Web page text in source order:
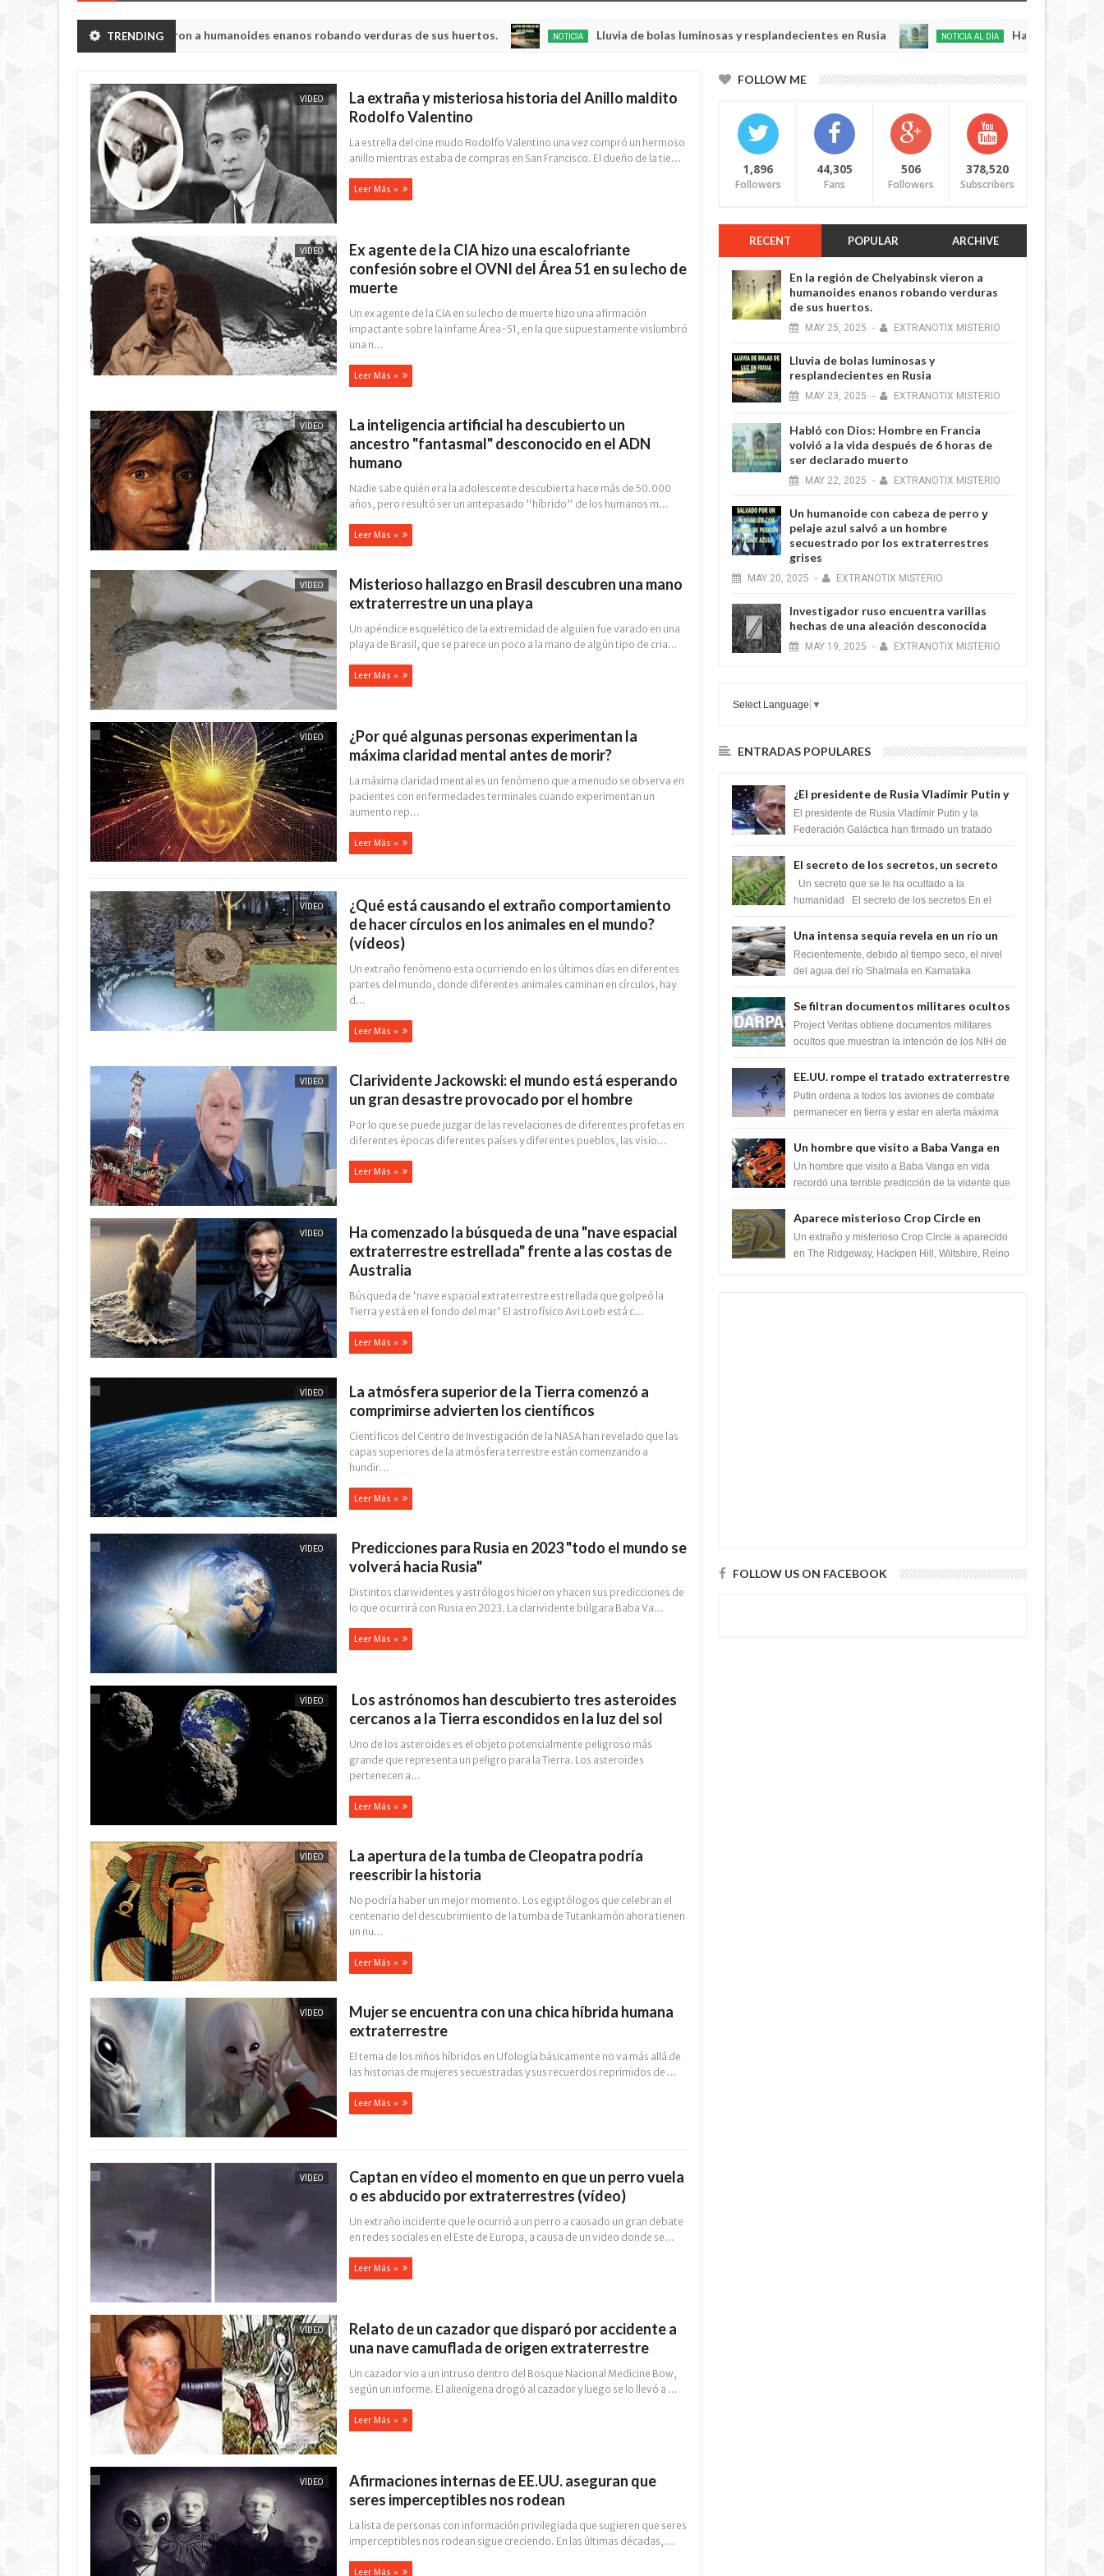
TRENDING
de Chelyabinsk vieron a humanoides enanos robando verduras de sus huertos. NOTICIA Lluvia de bolas luminosas y resplandecientes en Rusia
20250
NOTICIA AL DÍA Habló con Dios: Hombre
VÍDEO
La extraña y misteriosa historia del Anillo maldito
Rodolfo Valentino
La estrella del cine mudo Rodolfo Valentino una vez compró un hermoso
anillo mientras estaba de compras en San Francisco. El dueño de la tie...
Leer Más »
VÍDEO
Ex agente de la CIA hizo una escalofriante
confesión sobre el OVNI del Área 51 en su lecho de
muerte
Un ex agente de la CIA en su lecho de muerte hizo una afirmación
impactante sobre la infame Área-51, en la que supuestamente vislumbró
una n...
Leer Más »
VÍDEO 4 YEARS AGO
La inteligencia artificial ha descubierto un
ancestro "fantasmal" desconocido en el ADN
humano
Nadie sabe quién era la adolescente descubierta hace más de 50.000
años, pero resultó ser un antepasado "híbrido" de los humanos m...
Leer Más »
VÍDEO 4 YEARS AGO
Misterioso hallazgo en Brasil descubren una mano
extraterrestre un una playa
Un apéndice esquelético de la extremidad de alguien fue varado en una
playa de Brasil, que se parece un poco a la mano de algún tipo de cria...
Leer Más »
VÍDEO
¿Por qué algunas personas experimentan la
máxima claridad mental antes de morir?
La máxima claridad mental es un fenómeno que a menudo se observa en
pacientes con enfermedades terminales cuando experimentan un
aumento rep...
Leer Más »
VÍDEO 4 YEARS AGO
¿Qué está causando el extraño comportamiento
de hacer círculos en los animales en el mundo?
(vídeos)
Un extraño fenómeno esta ocurriendo en los últimos días en diferentes
partes del mundo, donde diferentes animales caminan en círculos, hay
d...
Leer Más »
VÍDEO 4 YEARS AGO
Clarividente Jackowski: el mundo está esperando
un gran desastre provocado por el hombre
Por lo que se puede juzgar de las revelaciones de diferentes profetas en
diferentes épocas diferentes países y diferentes pueblos, las visio...
Leer Más »
VÍDEO 4 YEARS AGO
Ha comenzado la búsqueda de una "nave espacial
extraterrestre estrellada" frente a las costas de
Australia
Búsqueda de 'nave espacial extraterrestre estrellada que golpeó la
Tierra y está en el fondo del mar' El astrofísico Avi Loeb está c...
Leer Más »
VÍDEO
La atmósfera superior de la Tierra comenzó a
comprimirse advierten los científicos
Científicos del Centro de Investigación de la NASA han revelado que las
capas superiores de la atmósfera terrestre están comenzando a
hundir...
Leer Más »
VÍDEO
Predicciones para Rusia en 2023 "todo el mundo se
volverá hacia Rusia"
Distintos clarividentes y astrólogos hicieron y hacen sus predicciones de
lo que ocurrirá con Rusia en 2023. La clarividente búlgara Baba Va...
Leer Más »
VÍDEO
Los astrónomos han descubierto tres asteroides
cercanos a la Tierra escondidos en la luz del sol
Uno de los asteroides es el objeto potencialmente peligroso más
grande que representa un peligro para la Tierra. Los asteroides
pertenecen a...
Leer Más »
VÍDEO
La apertura de la tumba de Cleopatra podría
reescribir la historia
No podría haber un mejor momento. Los egiptólogos que celebran el
centenario del descubrimiento de la tumba de Tutankamón ahora tienen
un nu...
Leer Más »
VÍDEO
Mujer se encuentra con una chica híbrida humana
extraterrestre
El tema de los niños híbridos en Ufología básicamente no va más allá de
las historias de mujeres secuestradas y sus recuerdos reprimidos de ...
Leer Más »
VÍDEO
Captan en vídeo el momento en que un perro vuela
o es abducido por extraterrestres (vídeo)
Un extraño incidente que le ocurrió a un perro a causado un gran debate
en redes sociales en el Este de Europa, a causa de un video donde se...
Leer Más »
VÍDEO
Relato de un cazador que disparó por accidente a
una nave camuflada de origen extraterrestre
Un cazador vio a un intruso dentro del Bosque Nacional Medicine Bow,
según un informe. El alienígena drogó al cazador y luego se lo llevó a ...
Leer Más »
VÍDEO
Afirmaciones internas de EE.UU. aseguran que
seres imperceptibles nos rodean
La lista de personas con información privilegiada que sugieren que seres
imperceptibles nos rodean sigue creciendo. En las últimas décadas, ...
Leer Más »
FOLLOW ME
1,896
Followers
44,305
Fans
506
Followers
378,520
Subscribers
RECENT POPULAR ARCHIVE
En la región de Chelyabinsk vieron a
humanoides enanos robando verduras
de sus huertos.
MAY 25, 2025 - EXTRANOTIX MISTERIO
Lluvia de bolas luminosas y
resplandecientes en Rusia
MAY 23, 2025 - EXTRANOTIX MISTERIO
Habló con Dios: Hombre en Francia
volvió a la vida después de 6 horas de
ser declarado muerto
MAY 22, 2025 - EXTRANOTIX MISTERIO
Un humanoide con cabeza de perro у
pelaje azul salvó a un hombre
secuestrado por los extraterrestres
grises
MAY 20, 2025 - EXTRANOTIX MISTERIO
Investigador ruso encuentra varillas
hechas de una aleación desconocida
MAY 19, 2025 - EXTRANOTIX MISTERIO
Select Language ▼
ENTRADAS POPULARES
¿El presidente de Rusia Vladímir Putin y
la Federación Galactica han firmado un
tratado para acabar con los Sionistas?
El presidente de Rusia Vladímir Putin y la
Federación Galáctica han firmado un tratado
Si...
El secreto de los secretos, un secreto
que cambiaría por completo el destino
de la humanidad
Un secreto que se le ha ocultado a la
humanidad El secreto de los secretos En el
m...
Una intensa sequía revela en un río un
impresionante hallazgo de miles de
Shiva Lingas
Recientemente, debido al tiempo seco, el nivel
del agua del río Shalmala en Karnataka
Shiv...
Se filtran documentos militares ocultos
que muestran la intención de los NIH de
crear el SARS-CoV-2, utilizando la
Project Veritas obtiene documentos militares
ocultos que muestran la intención de los NIH de
EE.UU. rompe el tratado extraterrestre
y se prepara para destruir el misterioso
satélite "Caballero Negro"
Putin ordena a todos los aviones de combate
permanecer en tierra y estar en alerta máxima
el ...
Un hombre que visito a Baba Vanga en
vida recordó la terrible predicción de la
vidente para febrero de 2022.
Un hombre que visito a Baba Vanga en vida
recordó una terrible predicción de la vidente que
pron...
Aparece misterioso Crop Circle en
Reino Unido 23 de junio 2016
Un extraño y misterioso Crop Circle a aparecido
en The Ridgeway, Hackpen Hill, Wiltshire, Reino
FOLLOW US ON FACEBOOK